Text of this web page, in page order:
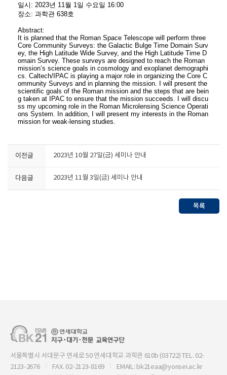
일시 : 2023년 11월 1일 수요일 16:00
장소: 과학관 638호
Abstract:
It is planned that the Roman Space Telescope will perform three
Core Community Surveys: the Galactic Bulge Time Domain Surv
ey, the High Latitude Wide Survey, and the High Latitude Time D
omain Survey. These surveys are designed to reach the Roman
mission’s science goals in cosmology and exoplanet demographi
cs. Caltech/IPAC is playing a major role in organizing the Core C
ommunity Surveys and in planning the mission. I will present the
scientific goals of the Roman mission and the steps that are bein
g taken at IPAC to ensure that the mission succeeds. I will discu
ss my upcoming role in the Roman Microlensing Science Operati
ons System. In addition, I will present my interests in the Roman
mission for weak-lensing studies.
이전글 2023년 10월 27일(금) 세미나 안내
다음글 2023년 11월 3일(금) 세미나 안내
목록
서울특별시 서대문구 연세로 50 연세대학교 과학관 610b (03722) TEL. 02-
2123-2676
FAX. 02-2123-8169
EMAIL: bk21eaa@yonsei.ac.kr